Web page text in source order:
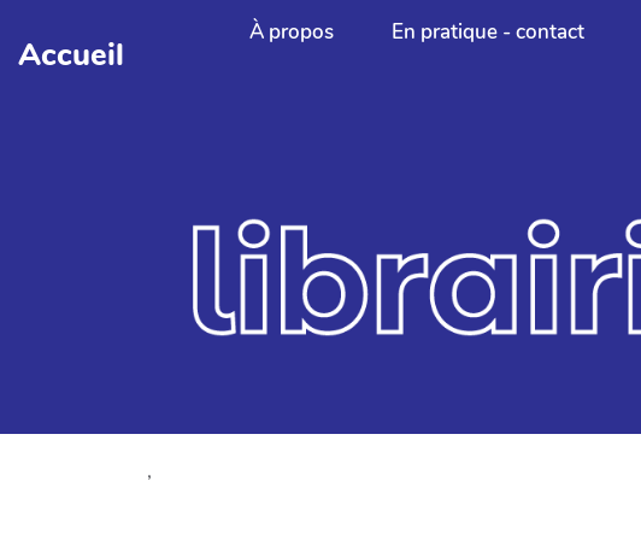
Aller au contenu principal
Accueil
À propos En pratique - contact
,